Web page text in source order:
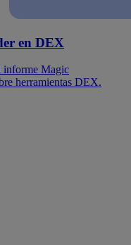
en DEX
informe Magic
herramientas DEX.